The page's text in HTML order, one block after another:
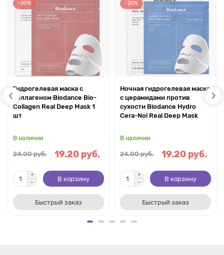
-20%
Гидрогелевая маска с
коллагеном Biodance Bio-
Collagen Real Deep Mask 1
шт
В наличии
24.00 руб. 19.20 руб.
В корзину
Быстрый заказ
-20%
Ночная гидрогелевая маска
с церамидами против
сухости Biodance Hydro
Cera-Nol Real Deep Mask
В наличии
24.00 руб. 19.20 руб.
В корзину
Быстрый заказ